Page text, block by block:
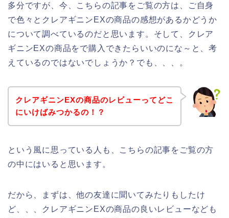
多分ですが、今、こちらの記事をご覧の方は、ご自身
で色々とクレアギニンEXの商品の感想があるかどうか
について調べているのだと思います。そして、クレア
ギニンEXの商品をで購入できたらいいのにな～と、考
えているのではないでしょうか？でも、、、。
クレアギニンEXの商品のレビューってどこ
にいけばみつかるの！？
という風に思っている人も、こちらの記事をご覧の方
の中にはいると思います。
だから、まずは、他の友達に聞いてみたりもしたけ
ど、、、クレアギニンEXの商品の良いレビューなども